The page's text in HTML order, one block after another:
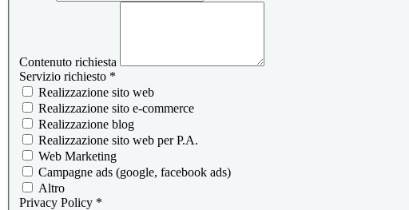
Contenuto richiesta
Servizio richiesto *
Realizzazione sito web
Realizzazione sito e-commerce
Realizzazione blog
Realizzazione sito web per P.A.
Web Marketing
Campagne ads (google, facebook ads)
Altro
Privacy Policy *